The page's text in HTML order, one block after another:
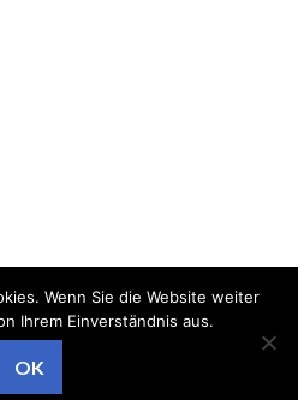
Wenn Sie die Website weiter
Ihrem Einverständnis aus.
OK